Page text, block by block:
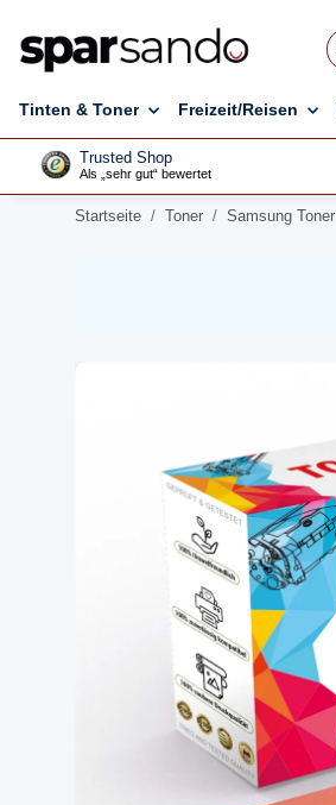
Tinten & Toner Freizeit/Reisen
Trusted Shop
Als „sehr gut“ bewertet
Startseite Toner Samsung Toner